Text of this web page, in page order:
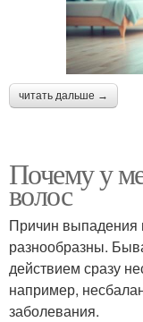
читать дальше →
Почему у
волос
Причин выпадения
разнообразны.
действием сразу
например,
заболевания.